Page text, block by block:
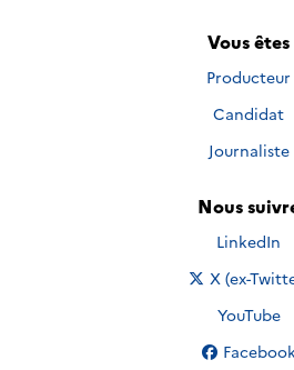
Vous êtes
Producteur
Candidat
Journaliste
Nous
Nous
LinkedIn
Nous suivre
X (ex-
Nous
YouTube
Nous